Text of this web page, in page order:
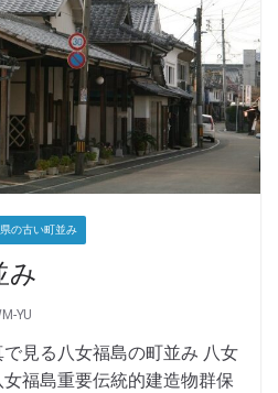
の古い町並み
み
YU
見る八女福島の町並み 八女
福島重要伝統的建造物群保